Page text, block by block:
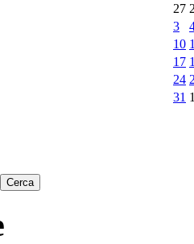
27
3
10
17
24
31